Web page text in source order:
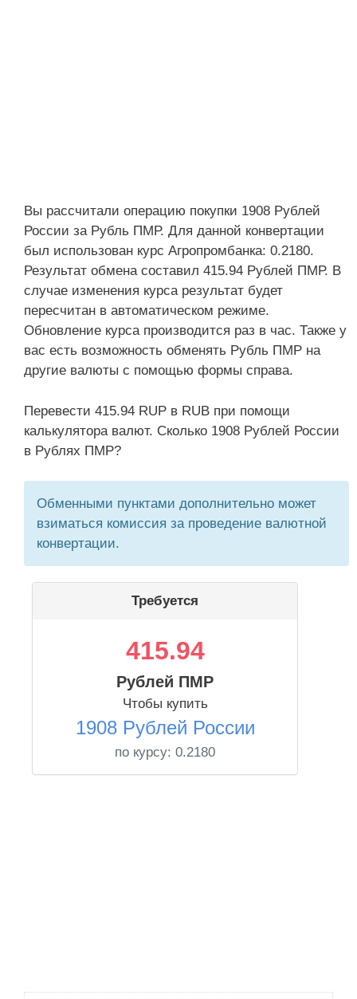
Вы рассчитали операцию покупки 1908 Рублей
России за Рубль ПМР. Для данной конвертации
был использован курс Агропромбанка: 0.2180.
Результат обмена составил 415.94 Рублей ПМР. В
случае изменения курса результат будет
пересчитан в автоматическом режиме.
Обновление курса производится раз в час. Также у
вас есть возможность обменять Рубль ПМР на
другие валюты с помощью формы справа.
Перевести 415.94 RUP в RUB при помощи
калькулятора валют. Сколько 1908 Рублей России
в Рублях ПМР?
Обменными пунктами дополнительно может
взиматься комиссия за проведение валютной
конвертации.
Требуется
415.94
Рублей ПМР
Чтобы купить
1908 Рублей России
по курсу: 0.2180